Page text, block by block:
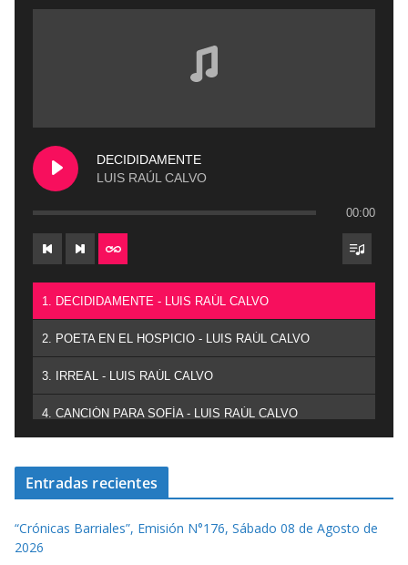
DECIDIDAMENTE
LUIS RAÚL CALVO
00:00
1. DECIDIDAMENTE - LUIS RAÚL CALVO
2. POETA EN EL HOSPICIO - LUIS RAÚL CALVO
3. IRREAL - LUIS RAÚL CALVO
4. CANCIÓN PARA SOFÍA - LUIS RAÚL CALVO
Entradas recientes
“Crónicas Barriales”, Emisión N°176, Sábado 08 de Agosto de
2026